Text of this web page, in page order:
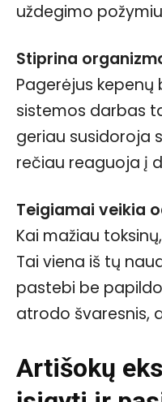
uždegimo
Stiprina
Pagerėjus kepenų
sistemos darbas
geriau susidoroja
rečiau reaguoja į
Teigiamai veikia
Kai mažiau
Tai viena iš tų
pastebi be
atrodo švaresnis,
Artišokų